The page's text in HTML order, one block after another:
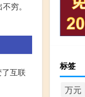
穷。
互联
标签
万元